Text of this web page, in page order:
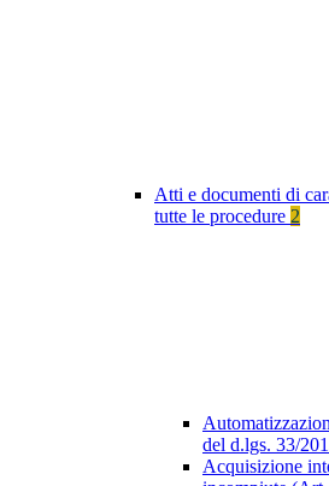
Atti e documenti di
tutte le procedure 2
del d.lgs. 33/
Acquisizione